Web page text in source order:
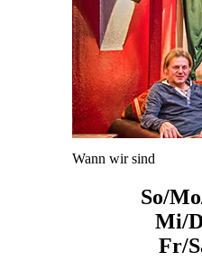
Wann wir sind
So/
Mi/
Fr/